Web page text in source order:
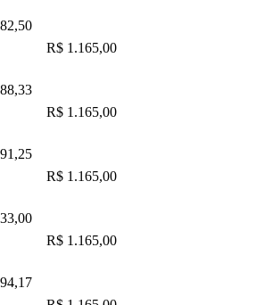
R$ 1.165,00
R$ 1.165,00
R$ 1.165,00
R$ 1.165,00